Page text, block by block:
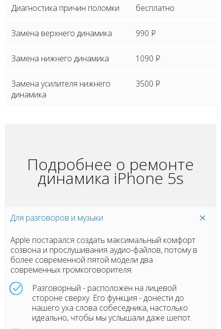
Диагностика причин поломки бесплатно
Замена верхнего динамика 990 P
Замена нижнего динамика 1090 P
Замена усилителя нижнего
динамика
3500 P
Подробнее о ремонте
динамика iPhone 5s
Для разговоров и музыки
Apple постарался создать максимальный комфорт
созвона и прослушивания аудио-файлов, потому в
более современной пятой модели два
современных громкоговорителя:
Разговорный - расположен на лицевой
стороне сверху. Его функция - донести до
нашего уха слова собеседника, настолько
идеально, чтобы мы услышали даже шепот.